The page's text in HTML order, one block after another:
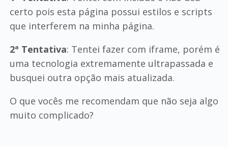
certo pois esta página possui estilos e scripts
que interferem na minha página.
2ª Tentativa: Tentei fazer com iframe, porém é
uma tecnologia extremamente ultrapassada e
busquei outra opção mais atualizada.
O que vocês me recomendam que não seja algo
muito complicado?